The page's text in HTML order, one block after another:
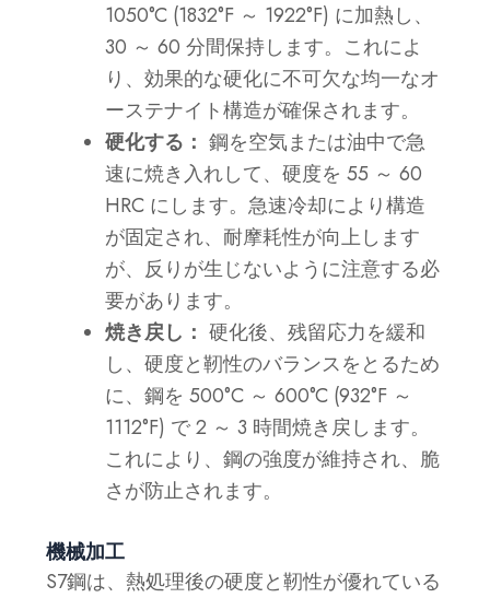
1050°C (1832°F ～ 1922°F) に加熱し、
30 ～ 60 分間保持します。これによ
り、効果的な硬化に不可欠な均一なオ
ーステナイト構造が確保されます。
硬化する： 鋼を空気または油中で急
速に焼き入れして、硬度を 55 ～ 60
HRC にします。急速冷却により構造
が固定され、耐摩耗性が向上します
が、反りが生じないように注意する必
要があります。
焼き戻し： 硬化後、残留応力を緩和
し、硬度と靭性のバランスをとるため
に、鋼を 500°C ～ 600°C (932°F ～
1112°F) で 2 ～ 3 時間焼き戻します。
これにより、鋼の強度が維持され、脆
さが防止されます。
機械加工
S7鋼は、熱処理後の硬度と靭性が優れている